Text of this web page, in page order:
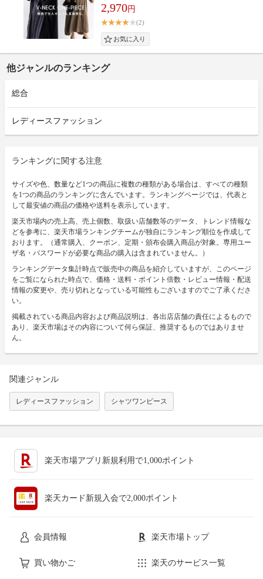
2,970円
(2)
他ジャンルのランキング
総合
レディースファッション
ランキングに関する注意
サイズや色、数量など1つの商品に複数の種類がある場合は、すべての種類
を1つの商品のランキングに含んでいます。ランキングページでは、代表と
して最安値の商品の価格や送料を表示しています。
楽天市場内の売上高、売上個数、取扱い店舗数等のデータ、トレンド情報な
どを参考に、楽天市場ランキングチームが独自にランキング順位を作成して
おります。（通常購入、クーポン、定期・頒布会購入商品が対象。専用ユー
ザ名・パスワードが必要な商品の購入は含まれていません。）
ランキングデータ集計時点で販売中の商品を紹介していますが、このページ
をご覧になられた時点で、価格・送料・ポイント倍数・レビュー情報・配送
情報の変更や、売り切れとなっている可能性もございますのでご了承くださ
い。
掲載されている商品内容および商品説明は、各出店店舗の責任によるもので
あり、楽天市場はその内容について何ら保証、推奨するものではありませ
ん。
関連ジャンル
レディースファッション シャツワンピース
楽天市場アプリ新規利用で1,000ポイント
楽天カード新規入会で2,000ポイント
会員情報 楽天市場トップ
買い物かご 楽天のサービス一覧